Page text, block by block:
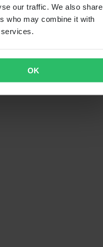
our traffic. We also share
who may combine it with
OK